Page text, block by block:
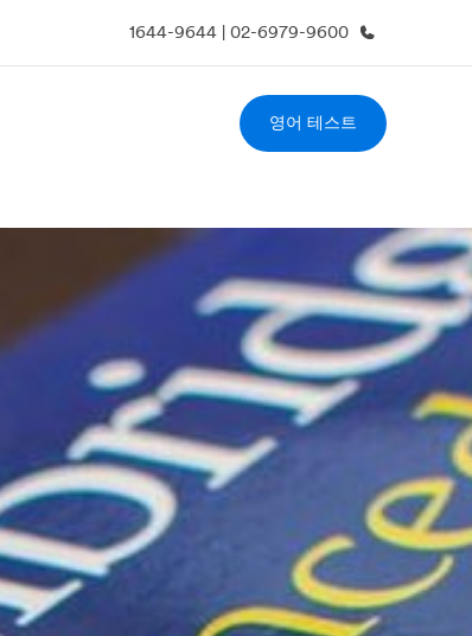
1644-9644 | 02-6979-9600
채용
영어 테스트